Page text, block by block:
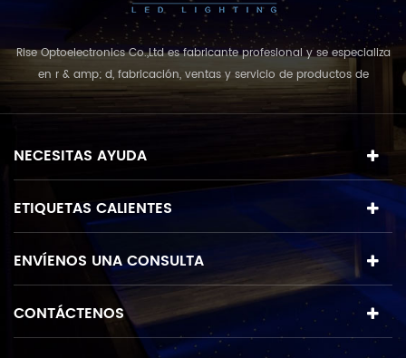
Rise Optoelectronics Co.,Ltd es fabricante profesional y se especializa
en r & amp; d, fabricación, ventas y servicio de productos de
iluminación led, con una amplia variedad de unidades de
iluminación para uso residencial, comercial y de paisaje. con el
destacado", que combina u...
NECESITAS AYUDA
ETIQUETAS CALIENTES
ENVÍENOS UNA CONSULTA
CONTÁCTENOS